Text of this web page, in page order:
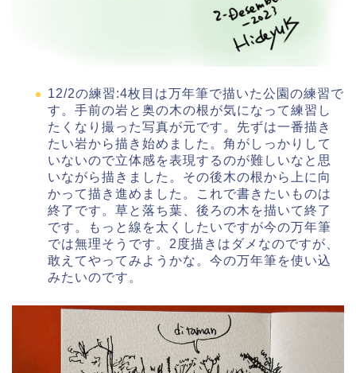
12/2の練習:4枚目は万年筆で描いた公園の練習で
す。手前の岩と奥の木の根が気になって練習し
たくなり撮った写真が元です。先ずは一番描き
たい岩から描き始めました。角がしっかりして
いないので立体感を表現するのが難しいなと思
いながら描きました。その後木の根から上に向
かって描き進めました。これで書きたいものは
終了です。草と落ち葉、後ろの木を描いて終了
です。もっと線を太くしたいですが今の万年筆
では無理そうです。2度描きはダメなのですが、
敢えてやってみようかな。今の万年筆を使い込
みたいのです。